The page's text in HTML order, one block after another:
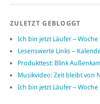
ZULETZT GEBLOGGT
Ich bin jetzt Läufer – Woche
Lesenswerte Links –
Produkttest: Blink
Musikvideo: Zeit bleibt von
Ich bin jetzt Läufer – Woche